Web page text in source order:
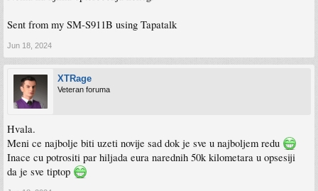
Sent from my SM-S911B using Tapatalk
Jun 18, 2024
XTRage
Veteran foruma
Hvala.
Meni ce najbolje biti uzeti novije sad dok je sve u najboljem redu
Inace cu potrositi par hiljada eura narednih 50k kilometara u opsesiji
da je sve tiptop